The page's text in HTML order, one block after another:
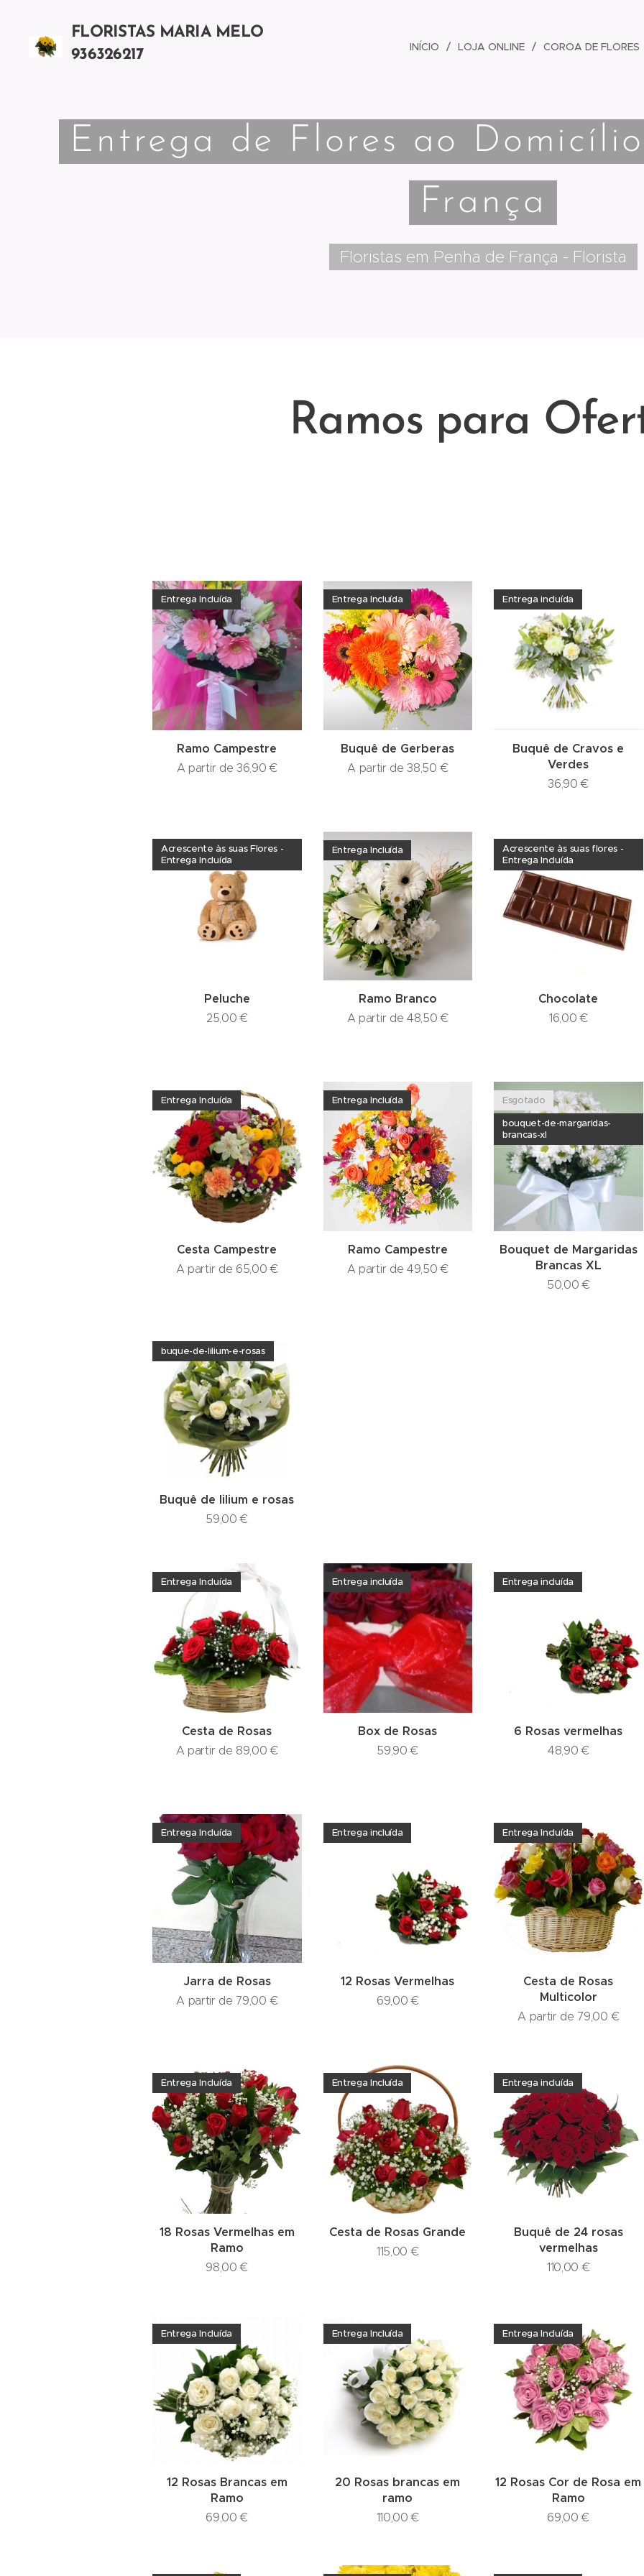
FLORISTAS MARIA MELO
936326217
INÍCIO LOJA ONLINE COROA DE FLORES
Entrega de Flores ao
França
Floristas em Penha de França - Florista
Ramos para
Ramo Campestre
Entrega Incluída
A partir de 36,90 €
Buquê de Gerberas
Entrega Incluída
A partir de38,50 €
Buquê de Cravos e
Verdes
Entrega incluída
36,90 €
Peluche
Acrescente às suas Flores -
Entrega Incluída
25,00 €
Ramo Branco
Entrega Incluída
A partir de 48,50 €
Chocolate
Acrescente às suas flores -
Entrega Incluída
16,00 €
Cesta Campestre
Entrega Incluída
A partir de 65,00 €
Ramo Campestre
Entrega Incluída
A partir de 49,50 €
Bouquet de Margaridas
Brancas XL
Esgotado
bouquet-de-margaridas-
brancas-xl
50,00 €
Buquê de lilium e rosas
buque-de-lilium-e-rosas
59,00 €
Cesta de Rosas
Entrega Incluída
A partir de 89,00 €
Box de Rosas
Entrega incluída
59,90 €
6 Rosas vermelhas
Entrega incluída
48,90 €
Jarra de Rosas
Entrega Incluída
A partir de 79,00 €
12 Rosas Vermelhas
Entrega incluída
69,00 €
Cesta de Rosas
Multicolor
Entrega Incluída
A partir de 79,00 €
18 Rosas Vermelhas em
Ramo
Entrega Incluída
98,00 €
Cesta de Rosas Grande
Entrega Incluída
115,00 €
Buquê de 24 rosas
vermelhas
Entrega incluída
110,00 €
12 Rosas Brancas em
Ramo
Entrega Incluída
69,00 €
20 Rosas brancas em
ramo
Entrega Incluída
110,00 €
12 Rosas Cor de Rosa em
Ramo
Entrega Incluída
69,00 €